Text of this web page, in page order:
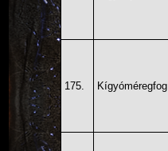
175. Kígyóméregfog